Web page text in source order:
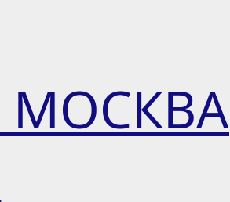
МОСКВА